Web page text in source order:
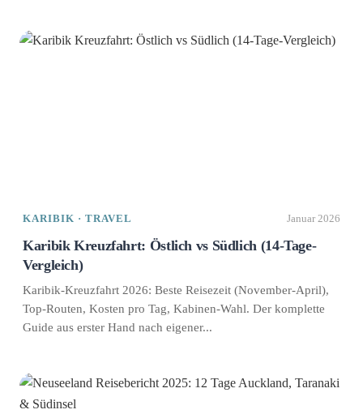
KARIBIK · TRAVEL Januar 2026
Karibik Kreuzfahrt: Östlich vs Südlich (14-Tage-
Vergleich)
Karibik-Kreuzfahrt 2026: Beste Reisezeit (November-April),
Top-Routen, Kosten pro Tag, Kabinen-Wahl. Der komplette
Guide aus erster Hand nach eigener...